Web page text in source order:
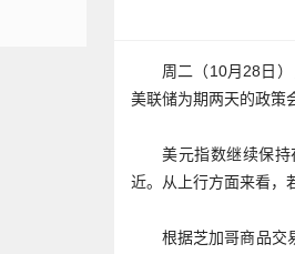
周二（10月28日
美联储为期两天的政策
美元指数继续保
近。从上行方面来看，
根据芝加哥商品交